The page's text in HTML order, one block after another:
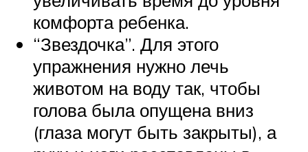
комфорта ребенка.
“Звездочка”. Для этого
упражнения нужно лечь
животом на воду так, чтобы
голова была опущена вниз
(глаза могут быть закрыты), а